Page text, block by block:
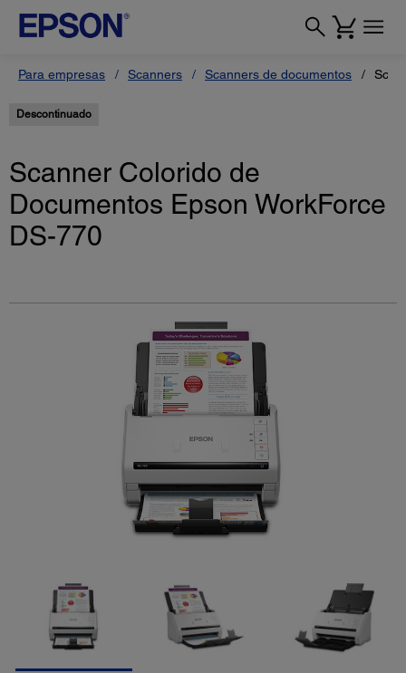
Para empresas Scanners Scanners de documentos
Descontinuado
Scanner Colorido de
Documentos Epson WorkForce
DS-770